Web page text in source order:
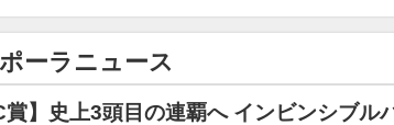
ーラニュース
賞】史上3頭目の連覇へ インビンシブル